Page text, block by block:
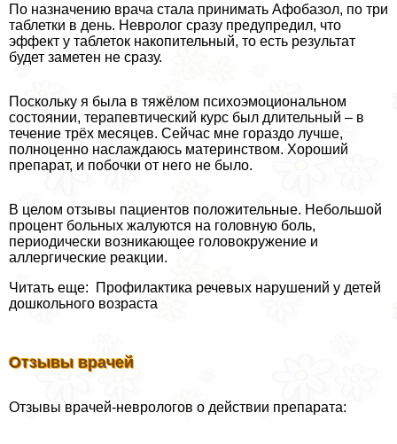
По назначению врача стала принимать Афобазол, по три
таблетки в день. Невролог сразу предупредил, что
эффект у таблеток накопительный, то есть результат
будет заметен не сразу.
Поскольку я была в тяжёлом психоэмоциональном
состоянии, терапевтический курс был длительный – в
течение трёх месяцев. Сейчас мне гораздо лучше,
полноценно наслаждаюсь материнством. Хороший
препарат, и побочки от него не было.
В целом отзывы пациентов положительные. Небольшой
процент больных жалуются на головную боль,
периодически возникающее головокружение и
аллергические реакции.
Читать еще: Профилактика речевых нарушений у детей
дошкольного возраста
Отзывы врачей
Отзывы врачей-неврологов о действии препарата: